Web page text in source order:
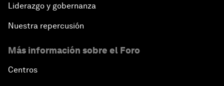
Liderazgo y gobernanza
Nuestra repercusión
Más información sobre el Foro
Centros